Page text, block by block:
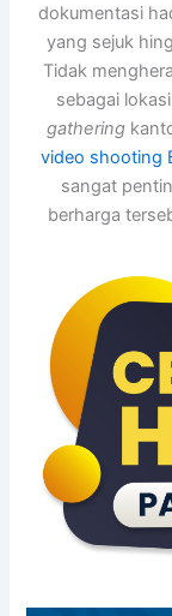
dokumentasi
yang sejuk
Tidak
sebagai
gathering
video shooting
sangat
berharga